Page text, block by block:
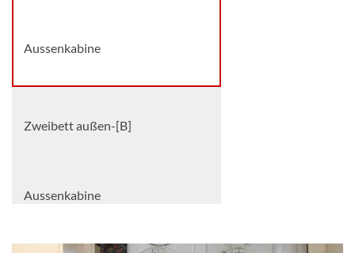
Aussenkabine
Zweibett außen-[B]
Aussenkabine